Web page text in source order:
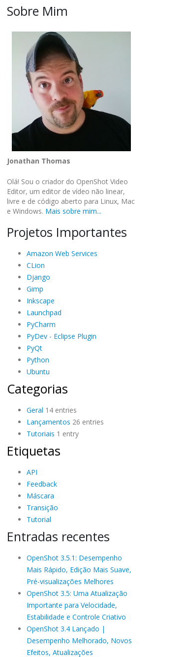
Sobre Mim
Jonathan Thomas
Olá! Sou o criador do OpenShot Video
Editor, um editor de vídeo não linear,
livre e de código aberto para Linux, Mac
e Windows. Mais sobre mim...
Projetos Importantes
Amazon Web Services
CLion
Django
Gimp
Inkscape
Launchpad
PyCharm
PyDev - Eclipse Plugin
PyQt
Python
Ubuntu
Categorias
Geral 14 entries
Lançamentos 26 entries
Tutoriais 1 entry
Etiquetas
API
Feedback
Máscara
Transição
Tutorial
Entradas recentes
OpenShot 3.5.1: Desempenho
Mais Rápido, Edição Mais Suave,
Pré-visualizações Melhores
OpenShot 3.5: Uma Atualização
Importante para Velocidade,
Estabilidade e Controle Criativo
OpenShot 3.4 Lançado |
Desempenho Melhorado, Novos
Efeitos, Atualizações